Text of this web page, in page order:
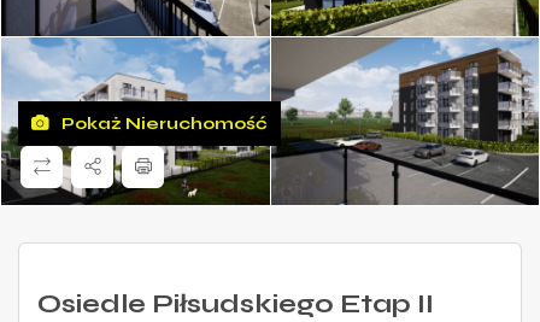
Pokaż Nieruchomość
Osiedle Piłsudskiego Etap II